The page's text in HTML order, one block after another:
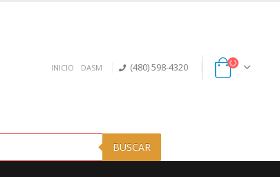
INICIO DASM (480) 598-4320
BUSCAR